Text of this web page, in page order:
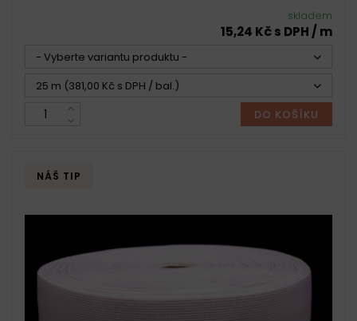
skladem
15,24 Kč s DPH / m
- Vyberte variantu produktu -
25 m (381,00 Kč s DPH / bal.)
DO KOŠÍKU
NÁŠ TIP